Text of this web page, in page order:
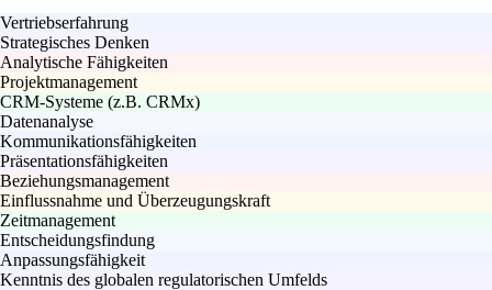
Vertriebserfahrung
Strategisches Denken
Analytische Fähigkeiten
Projektmanagement
CRM-Systeme (z.B. CRMx)
Datenanalyse
Kommunikationsfähigkeiten
Präsentationsfähigkeiten
Beziehungsmanagement
Einflussnahme und Überzeugungskraft
Zeitmanagement
Entscheidungsfindung
Anpassungsfähigkeit
Kenntnis des globalen regulatorischen Umfelds